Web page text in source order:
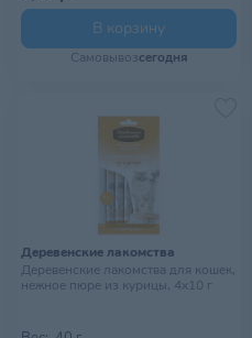
В корзину
Самовывозсегодня
Деревенские лакомства
Деревенские лакомства для кошек,
нежное пюре из курицы, 4х10 г